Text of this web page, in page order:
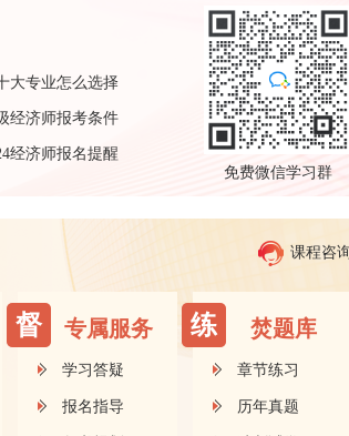
大专业怎么选择
经济师报考条件
经济师报名提醒
免费微信学习群
课程咨
督 专属服务
学习答疑
报名指导
练 焚题库
章节练习
历年真题